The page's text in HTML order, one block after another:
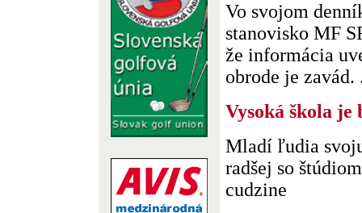
Vo svojom
stanovisko MF
že informácia
obrode je zavád.
Vysoká škola je
Mladí ľudia
radšej so
cudzine